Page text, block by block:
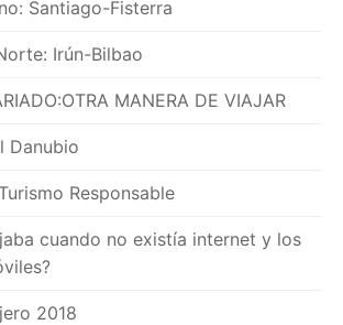
Santiago-Fisterra
Irún-Bilbao
MANERA DE VIAJAR
Danubio
Responsable
cuando no existía internet y los
2018